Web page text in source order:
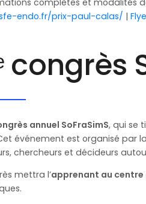
endo.fr/prix-paul-calas/ |
congrès
annuel SoFraSimS, qui se
événement est organisé par la
chercheurs et décideurs
mettra l’apprenant au